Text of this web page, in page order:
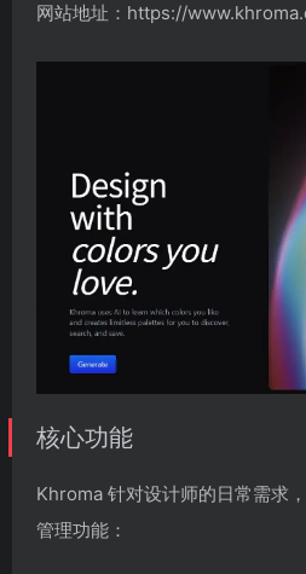
网站地址：https://
核心功能
Khroma 针对设计师的日常需求
管理功能：